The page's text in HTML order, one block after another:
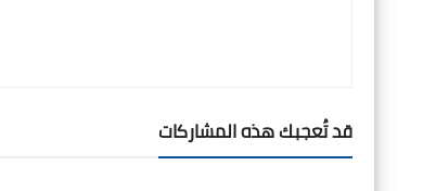
قد تُعجبك هذه المشاركات